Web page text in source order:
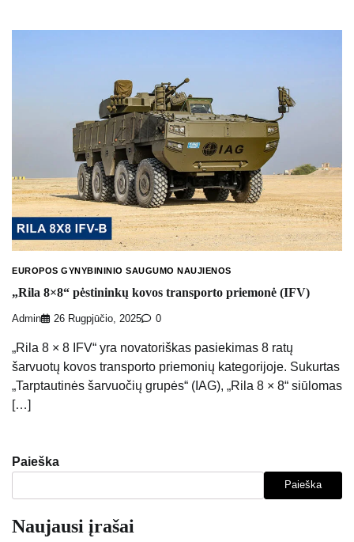
EUROPOS GYNYBININIO SAUGUMO NAUJIENOS
„Rila 8×8“ pėstininkų kovos transporto priemonė (IFV)
Admin 26 Rugpjūčio, 2025 0
„Rila 8 × 8 IFV“ yra novatoriškas pasiekimas 8 ratų
šarvuotų kovos transporto priemonių kategorijoje. Sukurtas
„Tarptautinės šarvuočių grupės“ (IAG), „Rila 8 × 8“ siūlomas
[…]
Paieška
Paieška
Naujausi įrašai